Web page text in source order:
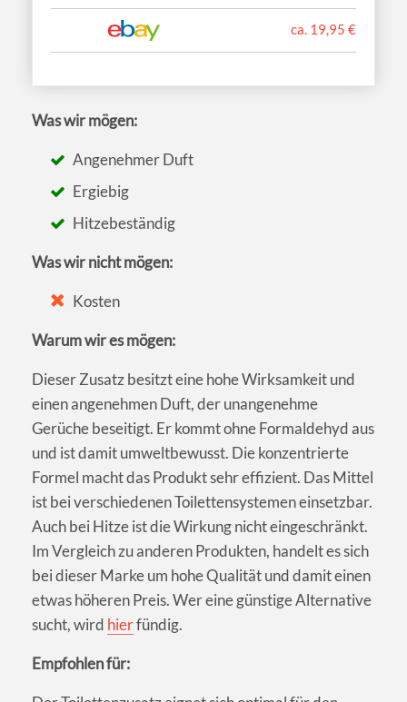
ca. 19,95 €
Was wir mögen:
Angenehmer Duft
Ergiebig
Hitzebeständig
Was wir nicht mögen:
Kosten
Warum wir es mögen:
Dieser Zusatz besitzt eine hohe Wirksamkeit und
einen angenehmen Duft, der unangenehme
Gerüche beseitigt. Er kommt ohne Formaldehyd aus
und ist damit umweltbewusst. Die konzentrierte
Formel macht das Produkt sehr effizient. Das Mittel
ist bei verschiedenen Toilettensystemen einsetzbar.
Auch bei Hitze ist die Wirkung nicht eingeschränkt.
Im Vergleich zu anderen Produkten, handelt es sich
bei dieser Marke um hohe Qualität und damit einen
etwas höheren Preis. Wer eine günstige Alternative
sucht, wird hierfündig.
Empfohlen für: